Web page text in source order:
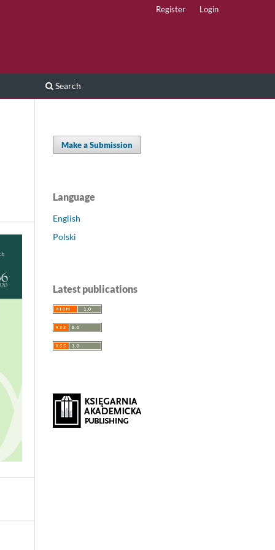
Search
Register Login
Make a Submission
Language
English
Polski
Latest publications